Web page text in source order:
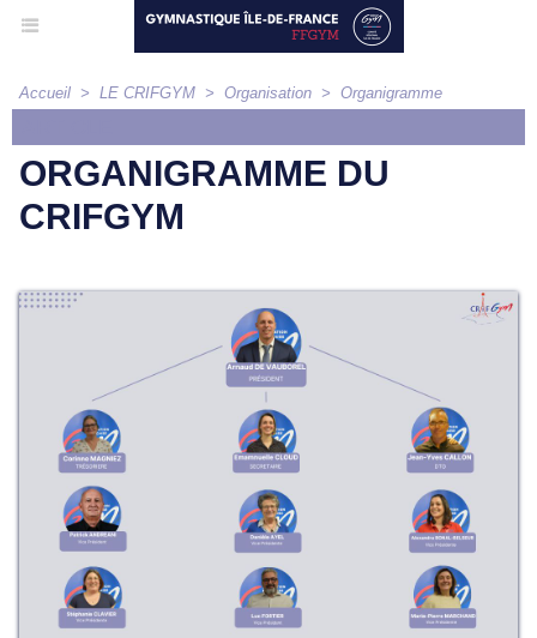
Accueil > LE CRIFGYM > Organisation > Organigramme
ORGANIGRAMME DU
CRIFGYM